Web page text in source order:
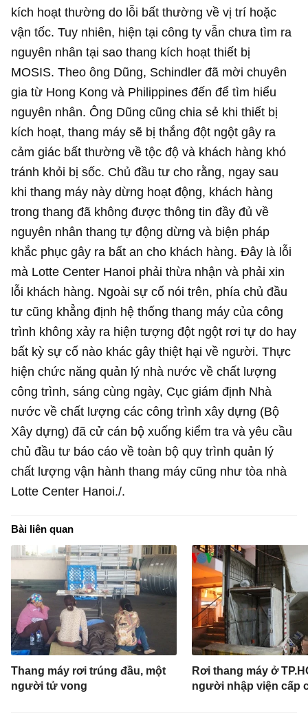
kích hoạt thường do lỗi bất thường về vị trí hoặc
vận tốc. Tuy nhiên, hiện tại công ty vẫn chưa tìm ra
nguyên nhân tại sao thang kích hoạt thiết bị
MOSIS.Theo ông Dũng, Schindler đã mời chuyên
gia từ Hong Kong và Philippines đến để tìm hiểu
nguyên nhân.Ông Dũng cũng chia sẻ khi thiết bị
kích hoạt, thang máy sẽ bị thắng đột ngột gây ra
cảm giác bất thường về tộc độ và khách hàng khó
tránh khỏi bị sốc. Chủ đầu tư cho rằng, ngay sau
khi thang máy này dừng hoạt động, khách hàng
trong thang đã không được thông tin đầy đủ về
nguyên nhân thang tự động dừng và biện pháp
khắc phục gây ra bất an cho khách hàng.Đây là lỗi
mà Lotte Center Hanoi phải thừa nhận và phải xin
lỗi khách hàng. Ngoài sự cố nói trên, phía chủ đầu
tư cũng khẳng định hệ thống thang máy của công
trình không xảy ra hiện tượng đột ngột rơi tự do hay
bất kỳ sự cố nào khác gây thiệt hại về người. Thực
hiện chức năng quản lý nhà nước về chất lượng
công trình, sáng cùng ngày, Cục giám định Nhà
nước về chất lượng các công trình xây dựng (Bộ
Xây dựng) đã cử cán bộ xuống kiểm tra và yêu cầu
chủ đầu tư báo cáo về toàn bộ quy trình quản lý
chất lượng vận hành thang máy cũng như tòa nhà
Lotte Center Hanoi./.
Bài liên quan
Thang máy rơi trúng đầu, một
người tử vong
Rơi thang máy ở
người nhập viện cấp